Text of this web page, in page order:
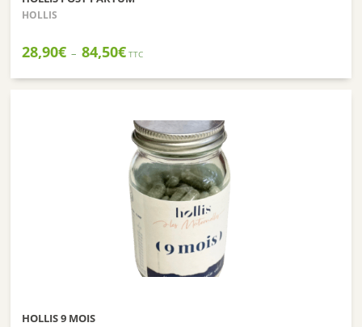
HOLLIS
28,90€ – 84,50€Plage
prix :
84,50€
TTC
HOLLIS 9 MOIS